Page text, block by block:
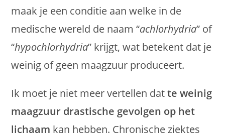
maak je een conditie aan welke in de
medische wereld de naam “achlorhydria” of
“hypochlorhydria” krijgt, wat betekent dat je
weinig of geen maagzuur produceert.
Ik moet je niet meer vertellen datte weinig
maagzuur drastische gevolgen op het
lichaam kan hebben. Chronische ziektes